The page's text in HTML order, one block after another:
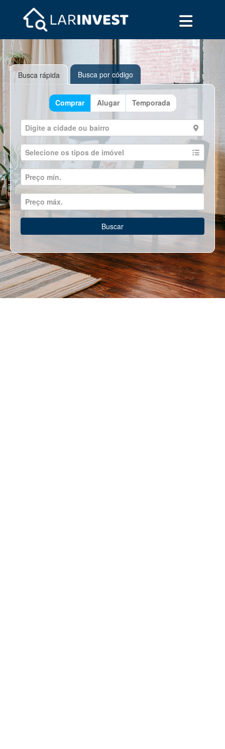
Busca rápida Busca por código
Comprar Alugar Temporada